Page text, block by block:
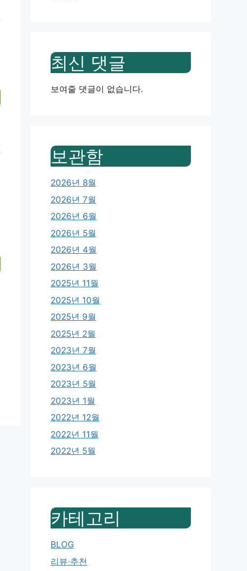
최신 댓글
보여줄 댓글이 없습니다.
보관함
2026년 8월
2026년 7월
2026년 6월
2026년 5월
2026년 4월
2026년 3월
2025년 11월
2025년 10월
2025년 9월
2025년 2월
2023년 7월
2023년 6월
2023년 5월
2023년 1월
2022년 12월
2022년 11월
2022년 5월
카테고리
BLOG
리뷰·추천